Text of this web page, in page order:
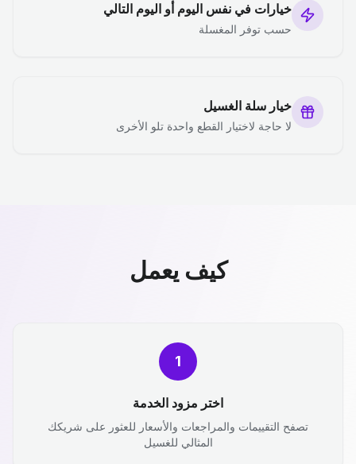
خيارات في نفس اليوم أو اليوم التالي
حسب توفر المغسلة
خيار سلة الغسيل
لا حاجة لاختيار القطع واحدة تلو الأخرى
كيف يعمل
1
اختر مزود الخدمة
تصفح التقييمات والمراجعات والأسعار للعثور على شريكك
المثالي للغسيل